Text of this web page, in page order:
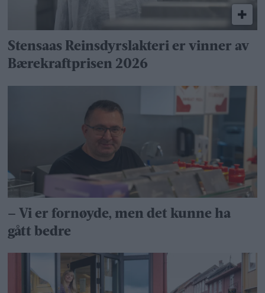
Stensaas Reinsdyrslakteri er vinner av
Bærekraftprisen 2026
– Vi er fornøyde, men det kunne ha
gått bedre